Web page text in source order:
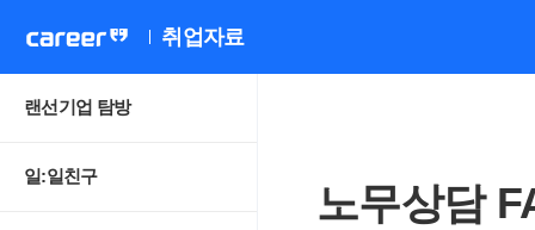
취업자료
랜선기업 탐방
일:일친구
노무상담